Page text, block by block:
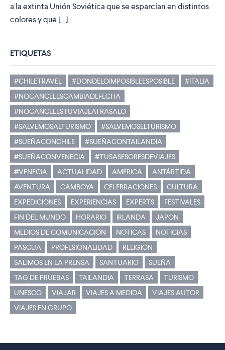
a la extinta Unión Soviética que se esparcían en distintos
colores y que […]
ETIQUETAS
#CHILETRAVEL #DONDELOIMPOSIBLEESPOSIBLE
#ITALIA
#NOCANCELESCAMBIADEFECHA
#NOCANCELESTUVIAJEATRASALO
#SALVEMOSALTURISMO
#SALVEMOSELTURISMO
#SUEÑACONCHILE
#SUEÑACONTAILANDIA
#SUEÑACONVENECIA
#TUSASESORESDEVIAJES
#VENECIA
ACTUALIDAD AMERICA
ANTÁRTIDA
AVENTURA
CAMBOYA CELEBRACIONES
CULTURA
EXPEDICIONES
EXPERIENCIAS EXPERTS
FESTIVALES
FIN DEL MUNDO
HORARIO IRLANDA
JAPON
MEDIOS DE COMUNICACIÓN
NOTICAS
NOTICIAS
PASCUA
PROFESIONALIDAD
RELIGIÓN
SALIMOS EN LA PRENSA
SANTUARIO
SUEÑA
TAG DE PRUEBAS
TAILANDIA TERRASA
TURISMO
UNESCO
VIAJAR VIAJES A MEDIDA
VIAJES AUTOR
VIAJES EN GRUPO